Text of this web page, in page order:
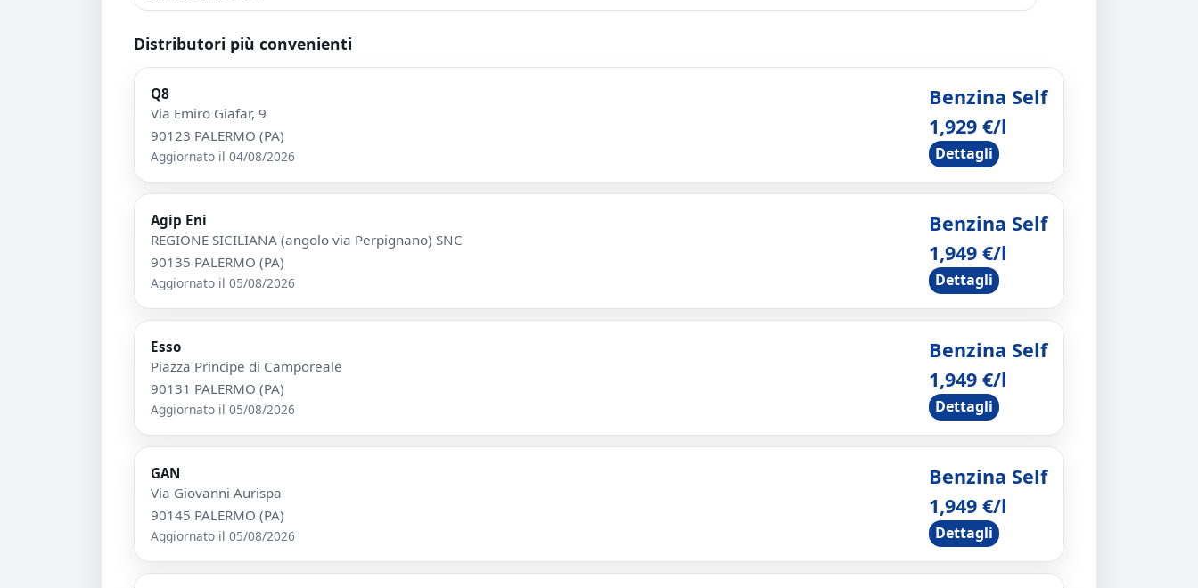
Distributori più convenienti
Q8
Via Emiro Giafar, 9
90123 PALERMO (PA)
Aggiornato il 04/08/2026
Benzina Self
1,929 €/l
Dettagli
Agip Eni
REGIONE SICILIANA (angolo via Perpignano) SNC
90135 PALERMO (PA)
Aggiornato il 05/08/2026
Benzina Self
1,949 €/l
Dettagli
Esso
Piazza Principe di Camporeale
90131 PALERMO (PA)
Aggiornato il 05/08/2026
Benzina Self
1,949 €/l
Dettagli
GAN
Via Giovanni Aurispa
90145 PALERMO (PA)
Aggiornato il 05/08/2026
Benzina Self
1,949 €/l
Dettagli